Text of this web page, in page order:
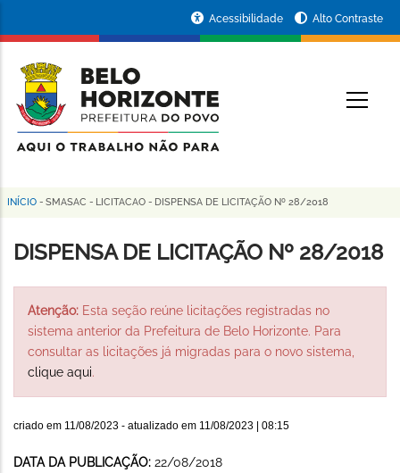
conteúdo
principal
da
Prefeitura
de
Horizonte
Acessibilidade Alto Contraste
Trilha
de
INÍCIO - SMASAC - LICITACAO - DISPENSA DE LICITAÇÃO Nº 28/2018
DISPENSA DE LICITAÇÃO Nº 28/2018
Atenção: Esta seção reúne licitações registradas no
sistema anterior da Prefeitura de Belo Horizonte. Para
consultar as licitações já migradas para o novo sistema,
clique aqui.
criado em 11/08/2023 - atualizado em 11/08/2023 | 08:15
DATA DA PUBLICAÇÃO: 22/08/2018